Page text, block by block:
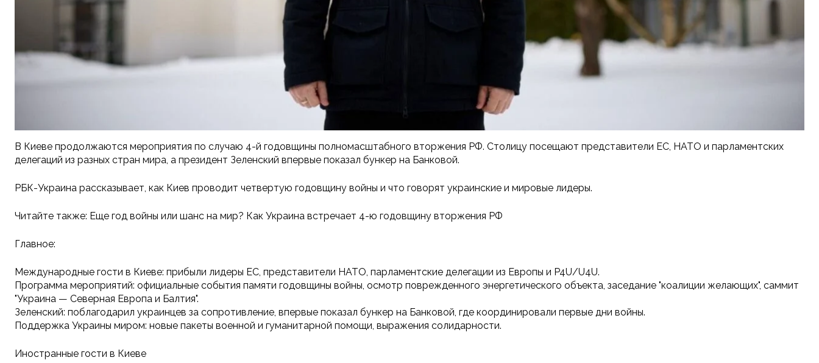
В Киеве продолжаются мероприятия по случаю 4-й годовщины полномасштабного вторжения РФ. Столицу посещают представители ЕС, НАТО и парламентских
делегаций из разных стран мира, а президент Зеленский впервые показал бункер на Банковой.
РБК-Украина рассказывает, как Киев проводит четвертую годовщину войны и что говорят украинские и мировые лидеры.
Читайте также: Еще год войны или шанс на мир? Как Украина встречает 4-ю годовщину вторжения РФ
Главное:
Международные гости в Киеве: прибыли лидеры ЕС, представители НАТО, парламентские делегации из Европы и P4U/U4U.
Программа мероприятий: официальные события памяти годовщины войны, осмотр поврежденного энергетического объекта, заседание "коалиции желающих", саммит
"Украина — Северная Европа и Балтия".
Зеленский: поблагодарил украинцев за сопротивление, впервые показал бункер на Банковой, где координировали первые дни войны.
Поддержка Украины миром: новые пакеты военной и гуманитарной помощи, выражения солидарности.
Иностранные гости в Киеве